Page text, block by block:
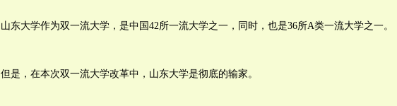
山东大学作为双一流大学，是中国 42所一流大学之一，同时，也是36所A类一流大学之一。
但是，在本次双一流大学改革中，山东大学是彻底的输家。